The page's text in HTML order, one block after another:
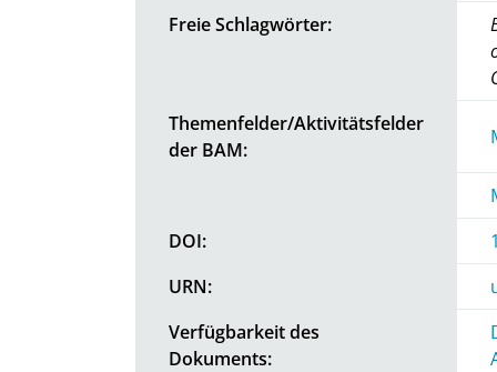
Freie Schlagwörter:
Themenfelder/Aktivitätsfelder
der BAM:
DOI:
URN:
Verfügbarkeit des
Dokuments: